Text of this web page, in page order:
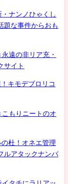
ナンノひゃくし
な事件からおも
遠の非リア充・
サイト
キモデブロリコ
もりニートのオ
杜！オネエ管理
ルアタックナンバ